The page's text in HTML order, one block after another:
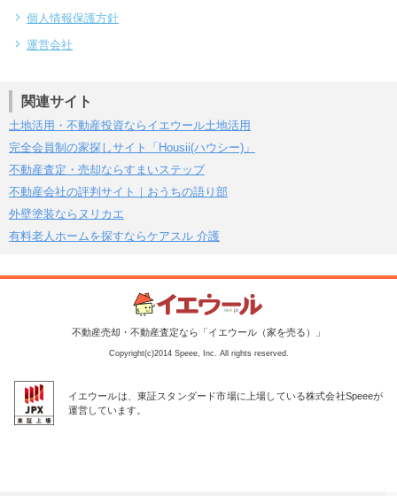
個人情報保護方針
運営会社
関連サイト
土地活用・不動産投資ならイエウール土地活用
完全会員制の家探しサイト「Housii(ハウシー)」
不動産査定・売却ならすまいステップ
不動産会社の評判サイト｜おうちの語り部
外壁塗装ならヌリカエ
有料老人ホームを探すならケアスル 介護
不動産売却・不動産査定なら「イエウール（家を売る）」
Copyright(c)2014 Speee, Inc. All rights reserved.
イエウールは、東証スタンダード市場に上場している株式会社Speeeが
運営しています。